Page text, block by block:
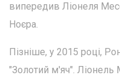
випередив Ліонеля
Ноєра.
Пізніше, у 2015 році,
"Золотий м'яч". Ліонель